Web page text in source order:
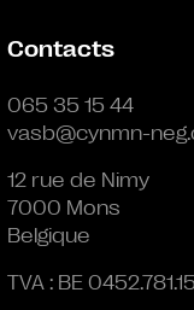
Contacts
065 35 15 44
vasb@cynmn-
12 rue de Nimy
7000 Mons
Belgique
TVA : BE